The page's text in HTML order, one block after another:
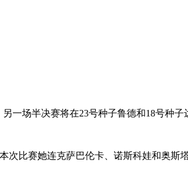
一场半决赛将在23号种子鲁德和18号种子
次比赛她连克萨巴伦卡、诺斯科娃和奥斯